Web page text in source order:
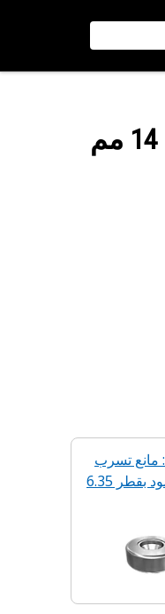
4N-0260: مانع تسرب
مشفه لعمود بقطر 6.35